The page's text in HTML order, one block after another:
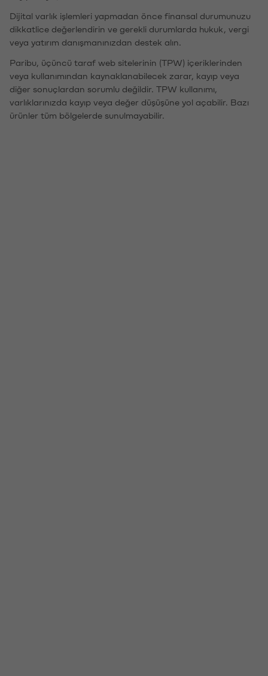
Dijital varlık işlemleri yapmadan önce finansal durumunuzu
dikkatlice değerlendirin ve gerekli durumlarda hukuk, vergi
veya yatırım danışmanınızdan destek alın.
Paribu, üçüncü taraf web sitelerinin (TPW) içeriklerinden
veya kullanımından kaynaklanabilecek zarar, kayıp veya
diğer sonuçlardan sorumlu değildir. TPW kullanımı,
varlıklarınızda kayıp veya değer düşüşüne yol açabilir. Bazı
ürünler tüm bölgelerde sunulmayabilir.